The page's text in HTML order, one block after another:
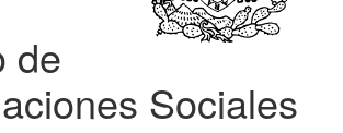
de
Sociales